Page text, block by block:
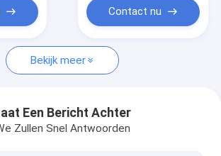
van de Shacmanvrachtwagen
Contact nu
Bekijk meer
Een Bericht Achter
Zullen Snel Antwoorden